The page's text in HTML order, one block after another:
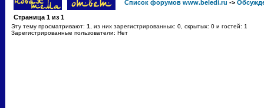
Список форумов www.beledi.ru ->
Страница 1 из 1
Эту тему просматривают: 1
, из них зарегистрированных: 0, скрытых: 0 и гостей: 1
Зарегистрированные пользователи: Нет